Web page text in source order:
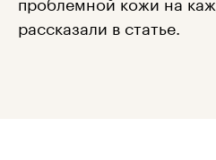
рассказали в статье.